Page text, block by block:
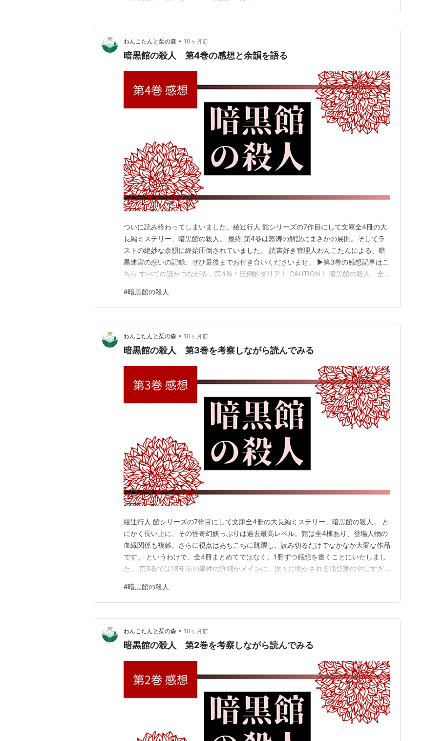
暗黒館の殺人の次に読みたい おすすめ作品 黒牢城 /米澤 穂信 儚い羊たちの祝宴 /米澤
穂信 おすす…
わんこたんと栞の森 • 10ヶ月前
暗黒館の殺人 第4巻の感想と余韻を語る
ついに読み終わってしまいました。綾辻行人 館シリーズの7作目にして文庫全4冊の大
長編ミステリー、暗黒館の殺人。 最終 第4巻は怒涛の解説にまさかの展開。そしてラ
ストの絶妙な余韻に終始圧倒されていました。 読書好き管理人わんこたんによる、暗
黒迷宮の惑いの記録、ぜひ最後までお付き合いくださいませ。 ▶第3巻の感想記事はこ
ちら すべての謎がつながる、第4巻！圧倒的ダリア！ CAUTION！ 暗黒館の殺人、全
の殺人（四） (講談社文庫) 楽天市場で見る Amazonで見る ※便宜上、1991年の江南孝
明くんを「江南くん」、1…
#暗黒館の殺人
わんこたんと栞の森 • 10ヶ月前
暗黒館の殺人 第3巻を考察しながら読んでみる
綾辻行人 館シリーズの7作目にして文庫全4冊の大長編ミステリー、暗黒館の殺人。 と
にかく長い上に、その怪奇幻妖っぷりは過去最高レベル。館は全4棟あり、登場人物の
血縁関係も複雑。さらに視点はあちこちに跳躍し、読み切るだけでなかなか大変な作品
です。 というわけで、全4冊まとめてではなく、1冊ずつ感想を書くことにいたしまし
た。 第3巻では18年前の事件の詳細がメインに。次々に明かされる浦登家のやばすぎ
第2巻の感想記事はこちら 第3巻は2件目の殺人の考察～18年前の事件考察！
CAUTION！ あくまで暗黒館の殺人 第3…
#暗黒館の殺人
わんこたんと栞の森 • 10ヶ月前
暗黒館の殺人 第2巻を考察しながら読んでみる